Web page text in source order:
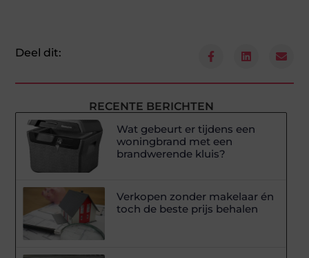
Deel dit:
RECENTE BERICHTEN
Wat gebeurt er tijdens een
woningbrand met een
brandwerende kluis?
Verkopen zonder makelaar én
toch de beste prijs behalen